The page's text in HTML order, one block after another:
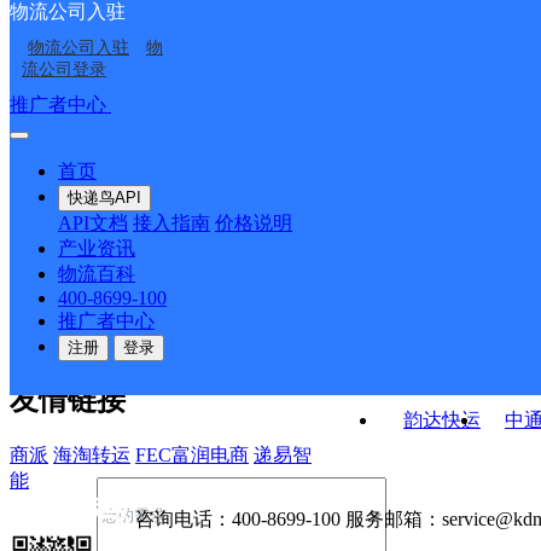
物流公司入驻
物流公司入驻
物
流公司登录
推广者中心
首页
快递鸟API
API文档 接入指南 价格说明
产业资讯
物流百科
400-8699-100
推广者中心
注册 登录
ID6229
岳西县黄尾镇合作点
ID7822
安徽岳西公司
韵达快运
中
接口API
API接口 DEMO下载
关于我们
公司介绍 企业动态
合作伙伴 快递鸟接口服务协议
户隐私政策
友情链接
商派 海淘转运 FEC富润电商 递易智
能
咨询电话： 400-8699-100 服务邮箱：